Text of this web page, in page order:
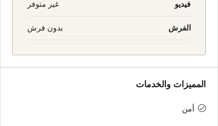
فيديو غير متوفر
الفرش بدون فرش
المميزات والخدمات
أمن